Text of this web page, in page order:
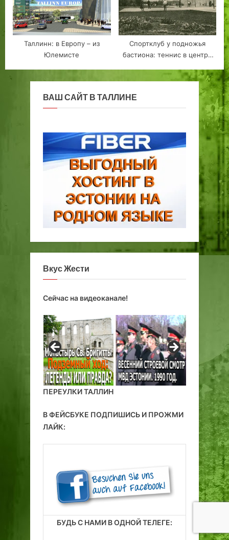
Таллинн: в Европу – из
Юлемисте
Спортклуб у подножья
бастиона: теннис в центре
ВАШ САЙТ В ТАЛЛИНЕ
Вкус Жести
Сейчас на видеоканале!
ПЕРЕУЛКИ ТАЛЛИН
В ФЕЙСБУКЕ ПОДПИШИСЬ И ПРОЖМИ
ЛАЙК:
БУДЬ С НАМИ В ОДНОЙ ТЕЛЕГЕ: